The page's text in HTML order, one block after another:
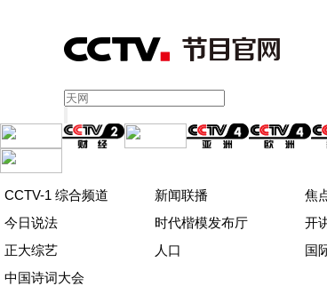
CCTV-1 综合频道 新闻联播 焦
今日说法
时代楷模发布厅 开
正大综艺
人口 国
中国诗词大会